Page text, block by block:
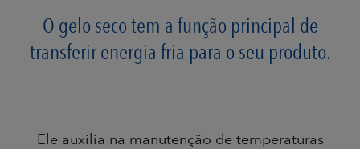
O gelo seco tem a função principal de
transferir energia fria para o seu produto.
Ele auxilia na manutenção de temperaturas